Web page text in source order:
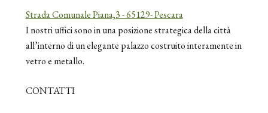
Strada Comunale Piana,3 - 65129- Pescara
I nostri uffici sono in una posizione strategica della città
all’interno di un elegante palazzo costruito interamente in
vetro e metallo.
CONTATTI